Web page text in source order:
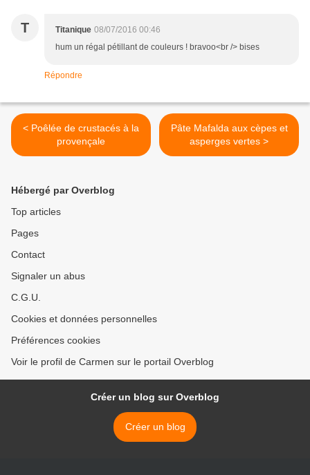
T Titanique 08/07/2016 00:46
hum un régal pétillant de couleurs ! bravoo<br /> bises
Répondre
< Poêlée de crustacés à la
provençale
Pâte Mafalda aux cèpes et
asperges vertes >
Hébergé par Overblog
Top articles
Pages
Contact
Signaler un abus
C.G.U.
Cookies et données personnelles
Préférences cookies
Voir le profil de Carmen sur le portail Overblog
Créer un blog sur Overblog
Créer un blog